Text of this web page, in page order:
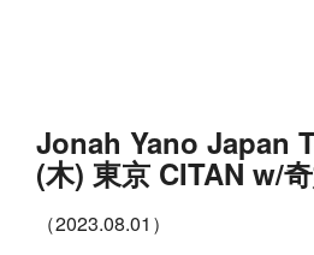
Jonah Yano Japan
(木) 東京 CITAN w/
（2023.08.01）